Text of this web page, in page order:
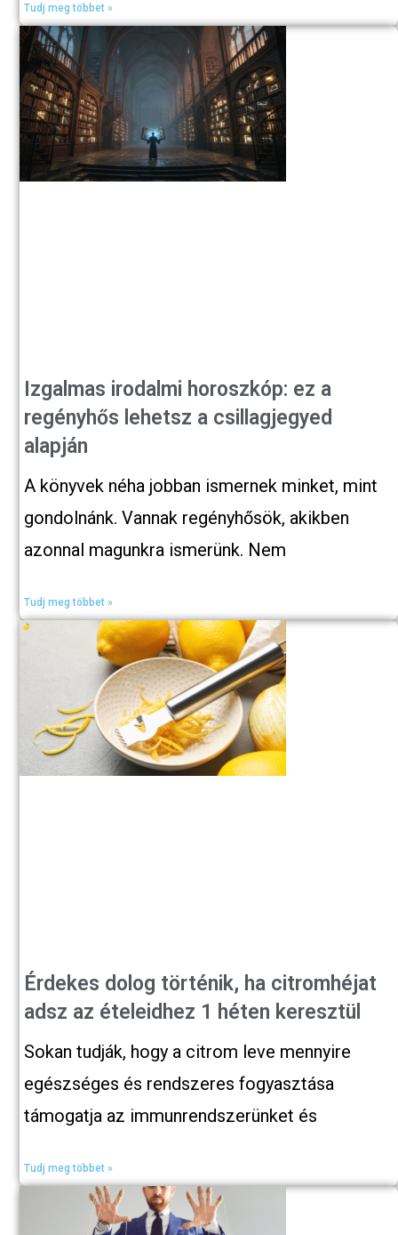
Tudj meg többet »
Izgalmas irodalmi horoszkóp: ez a
regényhős lehetsz a csillagjegyed
alapján
A könyvek néha jobban ismernek minket, mint
gondolnánk. Vannak regényhősök, akikben
azonnal magunkra ismerünk. Nem
Tudj meg többet »
Érdekes dolog történik, ha citromhéjat
adsz az ételeidhez 1 héten keresztül
Sokan tudják, hogy a citrom leve mennyire
egészséges és rendszeres fogyasztása
támogatja az immunrendszerünket és
Tudj meg többet »